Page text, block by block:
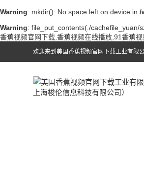
Warning: mkdir(): No space left on device in /
Warning: file_put_contents(./cachefile_yuan/
香蕉视频官网下载,香蕉视频在线播放,91香蕉
欢迎来到美国香蕉视频官网下载工业有限